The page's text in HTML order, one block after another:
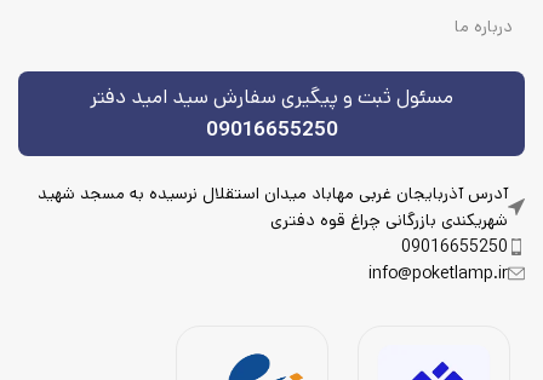
درباره ما
مسئول ثبت و پیگیری سفارش سید امید دفتر
09016655250
آدرس آذربایجان غربی مهاباد میدان استقلال نرسیده به مسجد شهید
شهریکندی بازرگانی چراغ قوه دفتری
09016655250
info@poketlamp.ir